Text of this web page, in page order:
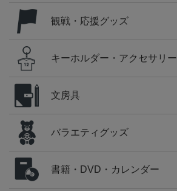
観戦・応援グッズ
キーホルダー・アクセサリー
文房具
バラエティグッズ
書籍・DVD・カレンダー